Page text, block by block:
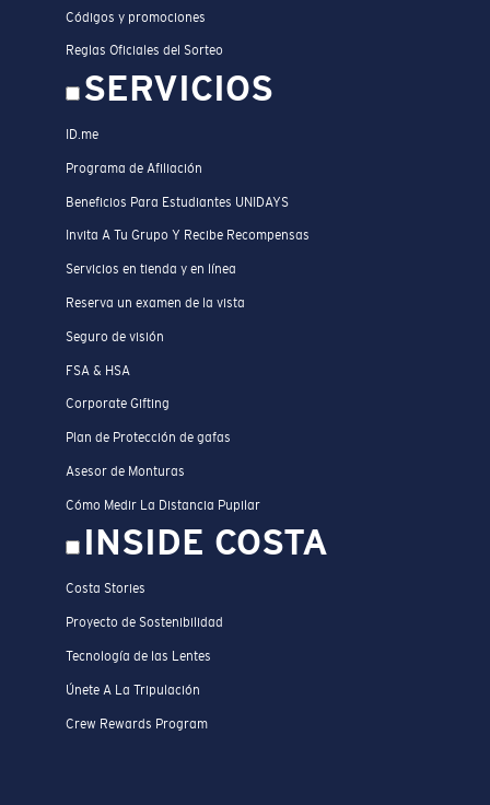
Códigos y promociones
Reglas Oficiales del Sorteo
SERVICIOS
ID.me
Programa de Afiliación
Beneficios Para Estudiantes UNIDAYS
Invita A Tu Grupo Y Recibe Recompensas
Servicios en tienda y en línea
Reserva un examen de la vista
Seguro de visión
FSA & HSA
Corporate Gifting
Plan de Protección de gafas
Asesor de Monturas
Cómo Medir La Distancia Pupilar
INSIDE COSTA
Costa Stories
Proyecto de Sostenibilidad
Tecnología de las Lentes
Únete A La Tripulación
Crew Rewards Program